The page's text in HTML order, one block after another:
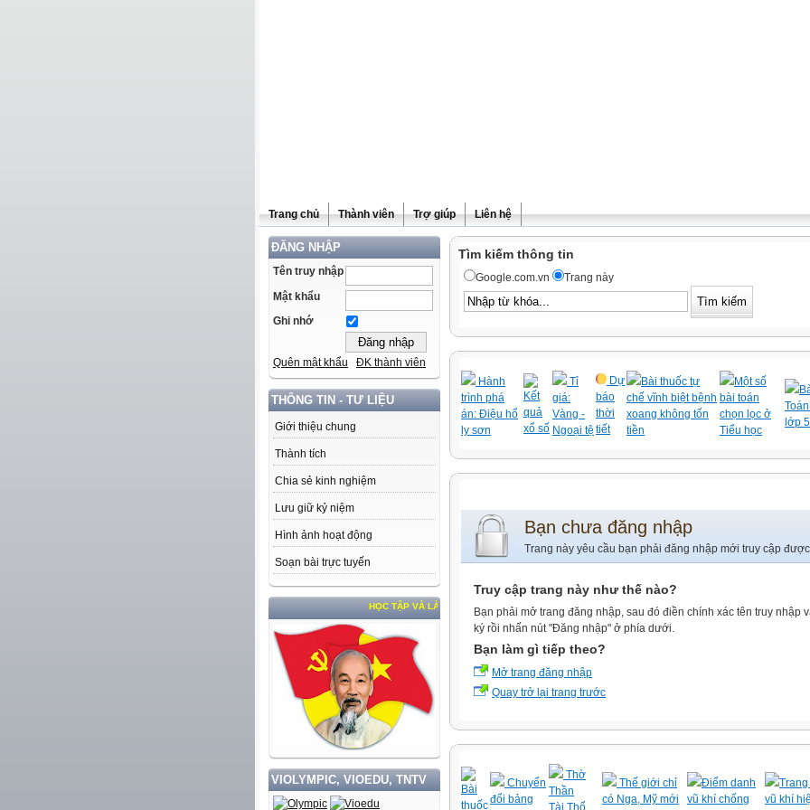
Trang chủ Thành viên Trợ giúp Liên hệ
ĐĂNG NHẬP
Tên truy nhập
Mật khẩu
Ghi nhớ
Quên mật khẩu ĐK thành viên
THÔNG TIN - TƯ LIỆU
Giới thiệu chung
Thành tích
Chia sẻ kinh nghiệm
Lưu giữ kỷ niệm
Hình ảnh hoạt động
Soạn bài trực tuyến
HỌC TẬP VÀ LÀM THEO TƯ TƯỞNG, ĐẠO ĐỨC, PHONG CÁCH HỒ CHÍ MINH
VIOLYMPIC, VIOEDU, TNTV
Tìm kiếm thông tin
Google.com.vn Trang này
Hành
trình phá
án: Điệu hổ
ly sơn
Kết
quả
xổ số
Tỉ
giá:
Vàng -
Ngoại tệ
Dự
báo
thời
tiết
Bài thuốc tự
chế vĩnh biệt bệnh
xoang không tốn
tiền
Một số
bài toán
chọn lọc ở
Tiểu học
lớp
Bạn chưa đăng nhập
Trang này yêu cầu bạn phải đăng nhập mới truy cập
Truy cập trang này như thế nào?
Bạn phải mở trang đăng nhập, sau đó điền chính xác tên truy nhập
ký rồi nhấn nút "Đăng nhập" ở phía dưới.
Bạn làm gì tiếp theo?
Mở trang đăng nhập
Quay trở lại trang trước
Bài
thuốc
Chuyển
đổi bảng
Thờ
Thần
Tài,Thổ
Thế giới chỉ
có Nga, Mỹ mới
Điểm danh
vũ khí chống
Trang
vũ khí